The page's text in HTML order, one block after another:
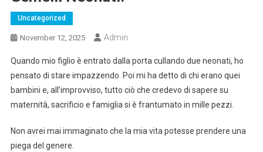
Uncategorized
November 12, 2025 Admin
Quando mio figlio è entrato dalla porta cullando due neonati, ho
pensato di stare impazzendo. Poi mi ha detto di chi erano quei
bambini e, all’improvviso, tutto ciò che credevo di sapere su
maternità, sacrificio e famiglia si è frantumato in mille pezzi.
Non avrei mai immaginato che la mia vita potesse prendere una
piega del genere.